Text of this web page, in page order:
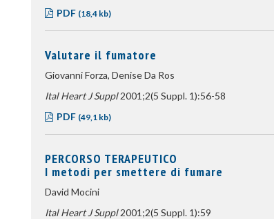
PDF (18,4 kb)
Valutare il fumatore
Giovanni Forza, Denise Da Ros
Ital Heart J Suppl2001;2(5 Suppl. 1):56-58
PDF (49,1 kb)
PERCORSO TERAPEUTICO
I metodi per smettere di fumare
David Mocini
Ital Heart J Suppl2001;2(5 Suppl. 1):59